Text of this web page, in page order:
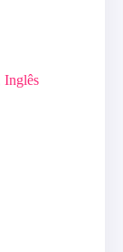
Inglês